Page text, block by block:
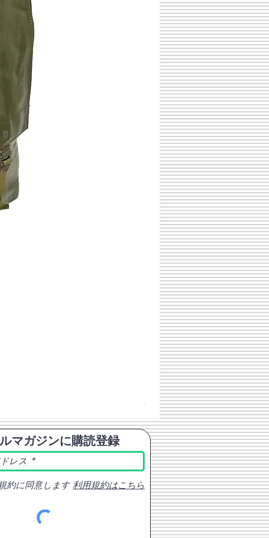
チェコスロバキア軍 連邦共
価格
￥398
消費税込み
マガジンに購読登録
約に同意します 利用規約はこちら